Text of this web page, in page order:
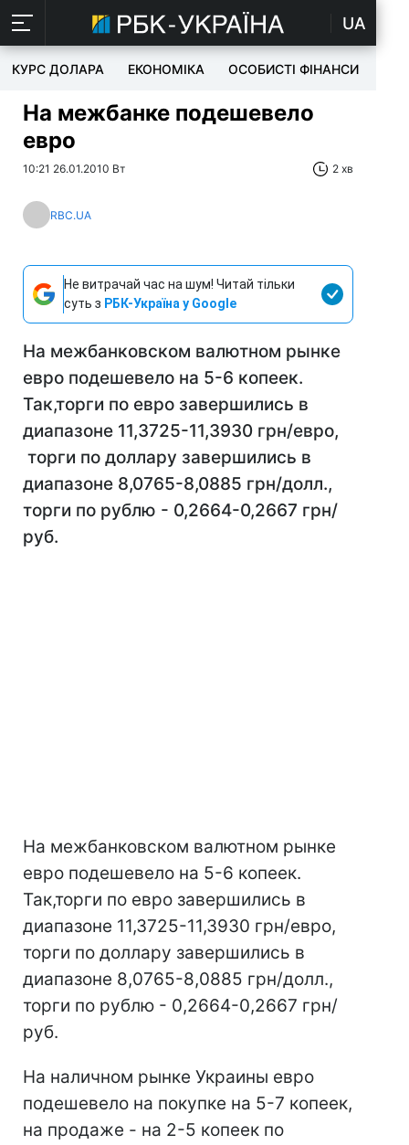
UA
КУРС ДОЛАРА ЕКОНОМІКА ОСОБИСТІ ФІНАНСИ
На межбанке подешевело
евро
10:21 26.01.2010 Вт 2 хв
RBC.UA
Не витрачай час на шум! Читай тільки
суть з РБК-Україна у Google
На межбанковском валютном рынке
евро подешевело на 5-6 копеек.
Так,торги по евро завершились в
диапазоне 11,3725-11,3930 грн/евро,
торги по доллару завершились в
диапазоне 8,0765-8,0885 грн/долл.,
торги по рублю - 0,2664-0,2667 грн/
руб.
На межбанковском валютном рынке
евро подешевело на 5-6 копеек.
Так,торги по евро завершились в
диапазоне 11,3725-11,3930 грн/евро,
торги по доллару завершились в
диапазоне 8,0765-8,0885 грн/долл.,
торги по рублю - 0,2664-0,2667 грн/
руб.
На наличном рынке Украины евро
подешевело на покупке на 5-7 копеек,
на продаже - на 2-5 копеек по